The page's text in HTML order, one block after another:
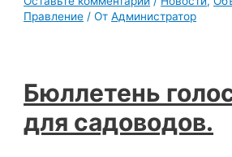
Правление / От Администратор
Бюллетень
для садоводов.